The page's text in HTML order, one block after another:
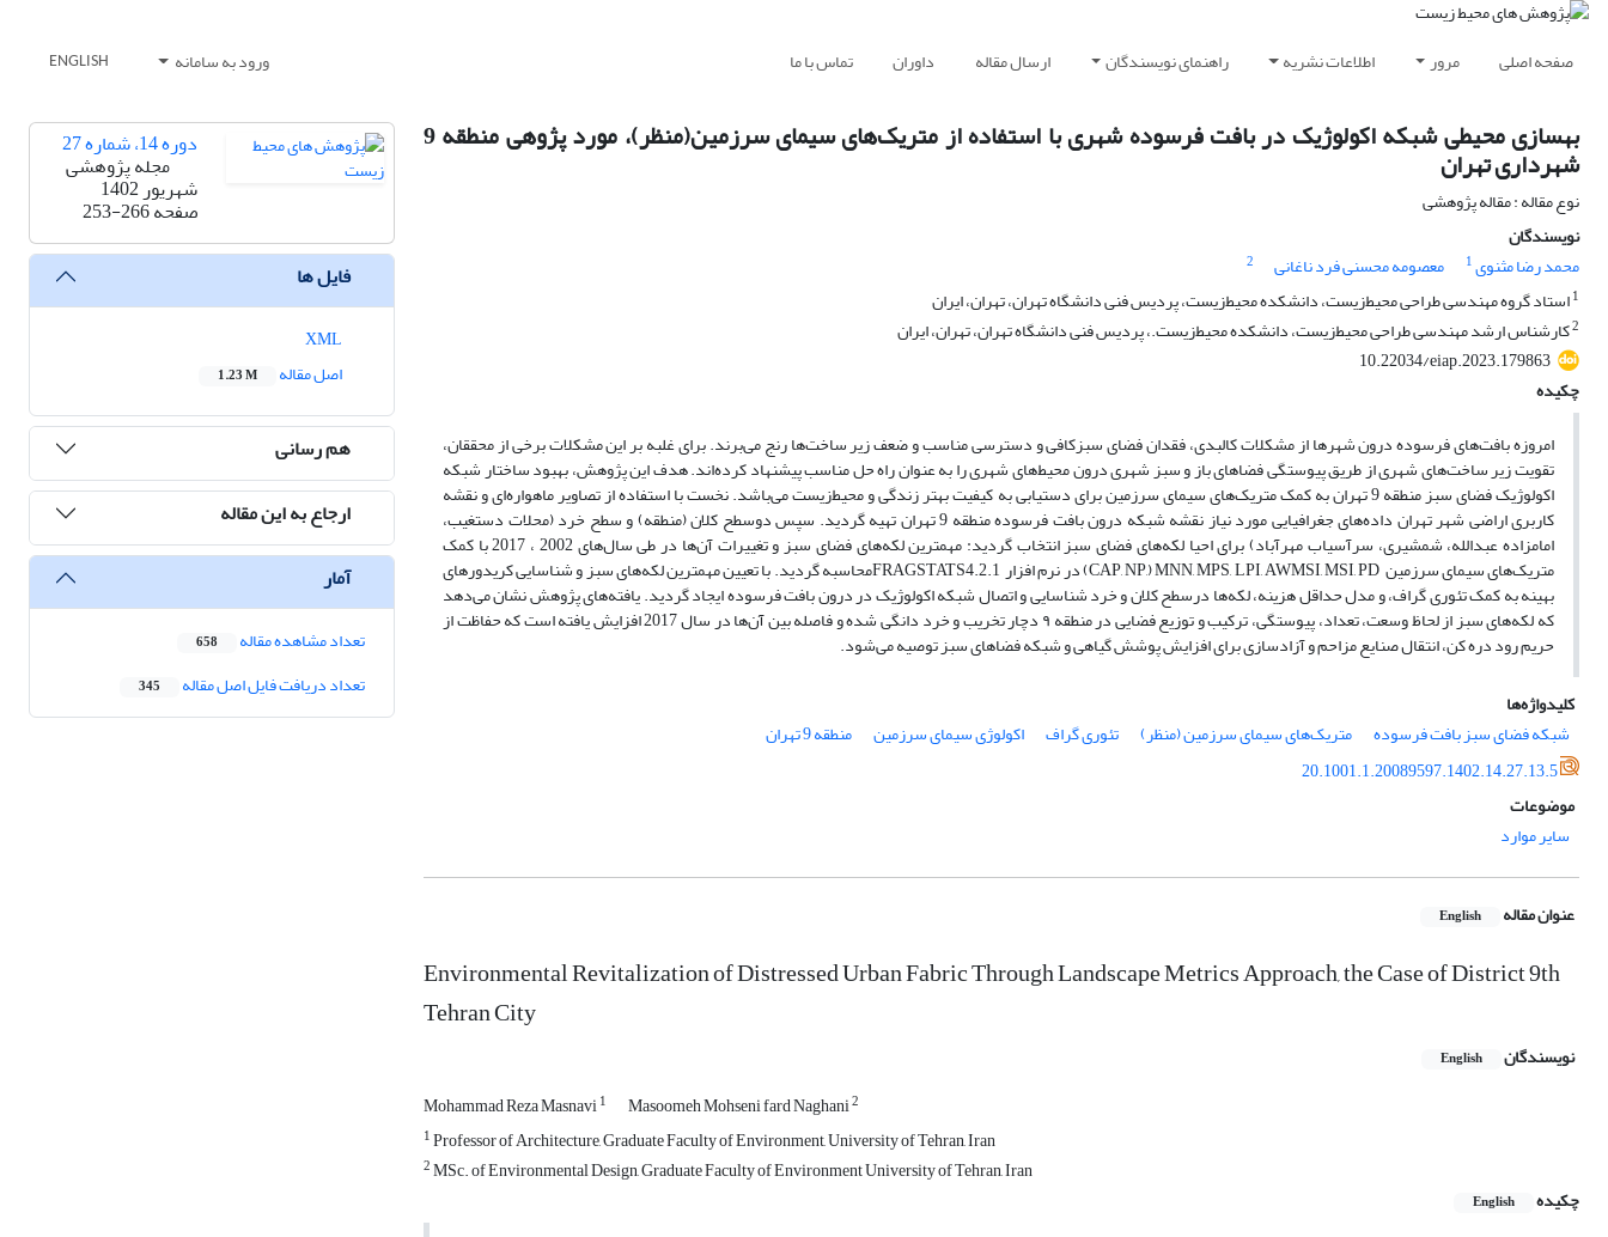
صفحه اصلی مرور اطلاعات نشریه راهنمای نویسندگان ارسال مقاله داوران تماس با ما ورود به سامانه ENGLISH
بهسازی محیطی شبکه اکولوژیک در بافت فرسوده شهری با استفاده از متریک‌های سیمای سرزمین(منظر)، مورد پژوهی منطقه 9
شهرداری تهران
نوع مقاله : مقاله پژوهشی
نویسندگان
محمد رضا مثنوی1 معصومه محسنی فرد ناغانی
2
1استاد گروه مهندسی طراحی محیط‌زیست، دانشکده محیط‌زیست، پردیس فنی دانشگاه تهران، تهران، ایران
2کارشناس ارشد مهندسی طراحی محیط‌زیست، دانشکده محیط‌زیست.، پردیس فنی دانشگاه تهران، تهران، ایران
10.22034/eiap.2023.179863
چکیده
امروزه بافت‌های فرسوده درون شهرها از مشکلات کالبدی، فقدان فضای سبزکافی و دسترسی مناسب و ضعف زیر ساخت‌ها رنج می‌برند. برای غلبه بر این مشکلات برخی از محققان،
تقویت زیر ساخت‌های شهری از طریق پیوستگی فضاهای باز و سبز شهری درون محیط‌های شهری را به عنوان راه حل مناسب پیشنهاد کرده‌اند. هدف این پژوهش، بهبود ساختار شبکه
اکولوژیک فضای سبز منطقه 9 تهران به کمک متریک‌های سیمای سرزمین برای دستیابی به کیفیت بهتر زندگی و ‌محیط‌زیست می‌باشد. نخست با استفاده از تصاویر ماهواره‌ای و نقشه
کاربری اراضی شهر تهران داده‌های جغرافیایی مورد نیاز نقشه شبکه درون بافت فرسوده منطقه 9 تهران تهیه گردید. سپس دوسطح کلان (منطقه) و سطح خرد (محلات دستغیب،
امامزاده عبدالله، شمشیری، سرآسیاب مهرآباد) برای احیا ‌لکه‌های فضای سبز انتخاب گردید: مهمترین ‌لکه‌های فضای سبز و تغییرات آن‌ها در طی سال‌های 2002 ، 2017 با کمک
متریک‌های سیمای سرزمین CAP, NP,) MNN, MPS, LPI, AWMSI, MSI, PD) در نرم افزار FRAGSTATS4.2.1محاسبه گردید. با تعیین مهمترین ‌لکه‌های سبز و شناسایی کریدورهای
بهینه به کمک تئوری گراف، و مدل حداقل هزینه، لکه‌ها درسطح کلان و خرد شناسایی و اتصال شبکه اکولوژیک در درون بافت فرسوده ایجاد گردید. یافته‌های پژوهش نشان می‌دهد
که ‌لکه‌های سبز از لحاظ وسعت، تعداد، پیوستگی، ترکیب و توزیع فضایی در منطقه ۹ دچار تخریب و خرد دانگی شده و فاصله بین آن‌ها در سال 2017 افزایش یافته است که حفاظت از
حریم رود دره کن، انتقال صنایع مزاحم و آزادسازی برای افزایش پوشش گیاهی و شبکه فضاهای سبز توصیه می‌شود.
کلیدواژه‌ها
شبکه فضای سبز بافت فرسوده
متریک‌های سیمای سرزمین (منظر) تئوری گراف اکولوژی سیمای سرزمین
منطقه 9 تهران
20.1001.1.20089597.1402.14.27.13.5
موضوعات
سایر موارد
عنوان مقاله English
Environmental Revitalization of Distressed Urban Fabric Through Landscape Metrics Approach, the Case of District 9th
Tehran City
نویسندگان English
Mohammad Reza Masnavi1 Masoomeh Mohseni fard Naghani2
1Professor of Architecture, Graduate Faculty of Environment, University of Tehran, Iran
2MSc. of Environmental Design, Graduate Faculty of Environment University of Tehran, Iran
چکیده
English
دوره 14، شماره 27
مجله پژوهشی
شهریور 1402
صفحه253-266
فایل ها
اصل مقاله
1.23 M
هم رسانی
ارجاع به این مقاله
آمار
تعداد مشاهده مقاله 658
تعداد دریافت فایل اصل مقاله 345